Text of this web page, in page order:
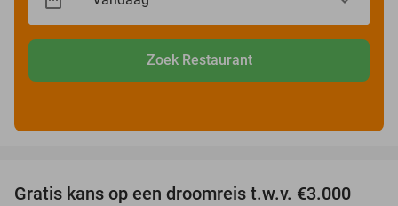
Zoek Restaurant
Gratis kans op een droomreis t.w.v. €3.000